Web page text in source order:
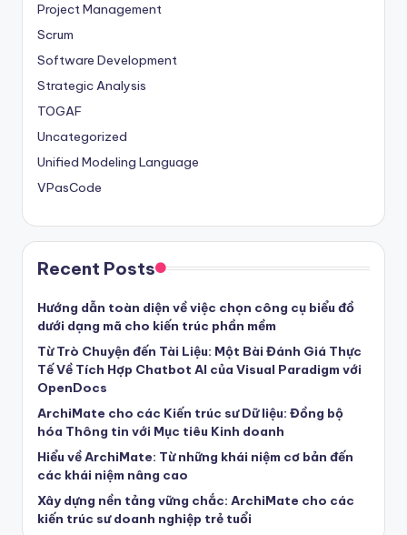
Project Management
Scrum
Software Development
Strategic Analysis
TOGAF
Uncategorized
Unified Modeling Language
VPasCode
Recent Posts
Hướng dẫn toàn diện về việc chọn công cụ biểu đồ
dưới dạng mã cho kiến trúc phần mềm
Từ Trò Chuyện đến Tài Liệu: Một Bài Đánh Giá Thực
Tế Về Tích Hợp Chatbot AI của Visual Paradigm với
OpenDocs
ArchiMate cho các Kiến trúc sư Dữ liệu: Đồng bộ
hóa Thông tin với Mục tiêu Kinh doanh
Hiểu về ArchiMate: Từ những khái niệm cơ bản đến
các khái niệm nâng cao
Xây dựng nền tảng vững chắc: ArchiMate cho các
kiến trúc sư doanh nghiệp trẻ tuổi